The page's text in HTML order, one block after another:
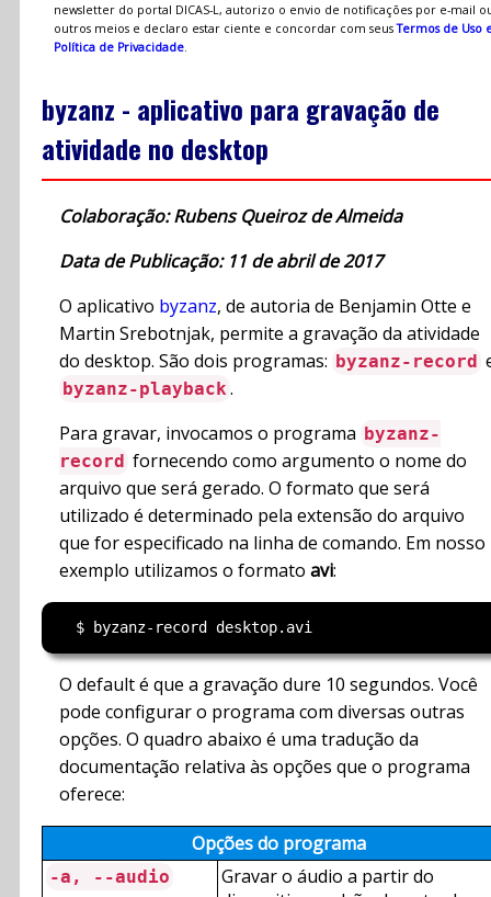
newsletter do portal DICAS-L, autorizo o envio de notificações por e-mail
outros meios e declaro estar ciente e concordar com seusTermos de Uso
Política de Privacidade.
byzanz - aplicativo para gravação de
atividade no desktop
Colaboração: Rubens Queiroz de Almeida
Data de Publicação: 11 de abril de 2017
O aplicativo byzanz, de autoria de Benjamin Otte e
Martin Srebotnjak, permite a gravação da atividade
do desktop. São dois programas: byzanz-record
byzanz-playback .
Para gravar, invocamos o programa byzanz-
record fornecendo como argumento o nome do
arquivo que será gerado. O formato que será
utilizado é determinado pela extensão do arquivo
que for especificado na linha de comando. Em nosso
exemplo utilizamos o formato avi:
O default é que a gravação dure 10 segundos. Você
pode configurar o programa com diversas outras
opções. O quadro abaixo é uma tradução da
documentação relativa às opções que o programa
oferece:
Opções do programa
-a, --audio
Gravar o áudio a partir do